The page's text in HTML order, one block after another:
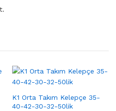
K1 Orta Takım Kelepçe 35-
40-42-30-32-50lik